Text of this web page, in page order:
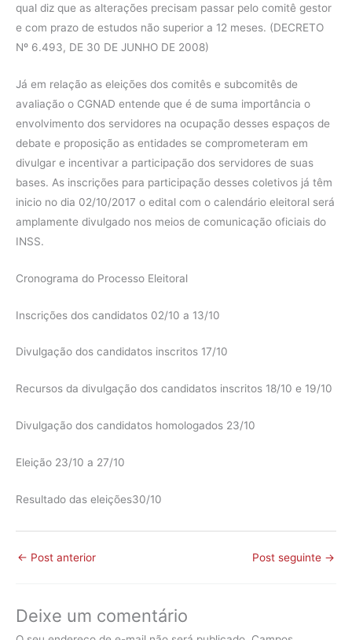
qual diz que as alterações precisam passar pelo comitê gestor
e com prazo de estudos não superior a 12 meses. (DECRETO
Nº 6.493, DE 30 DE JUNHO DE 2008)
Já em relação as eleições dos comitês e subcomitês de
avaliação o CGNAD entende que é de suma importância o
envolvimento dos servidores na ocupação desses espaços de
debate e proposição as entidades se comprometeram em
divulgar e incentivar a participação dos servidores de suas
bases. As inscrições para participação desses coletivos já têm
inicio no dia 02/10/2017 o edital com o calendário eleitoral será
amplamente divulgado nos meios de comunicação oficiais do
INSS.
Cronograma do Processo Eleitoral
Inscrições dos candidatos 02/10 a 13/10
Divulgação dos candidatos inscritos 17/10
Recursos da divulgação dos candidatos inscritos 18/10 e 19/10
Divulgação dos candidatos homologados 23/10
Eleição 23/10 a 27/10
Resultado das eleições30/10
← Post anterior Post seguinte →
Deixe um comentário